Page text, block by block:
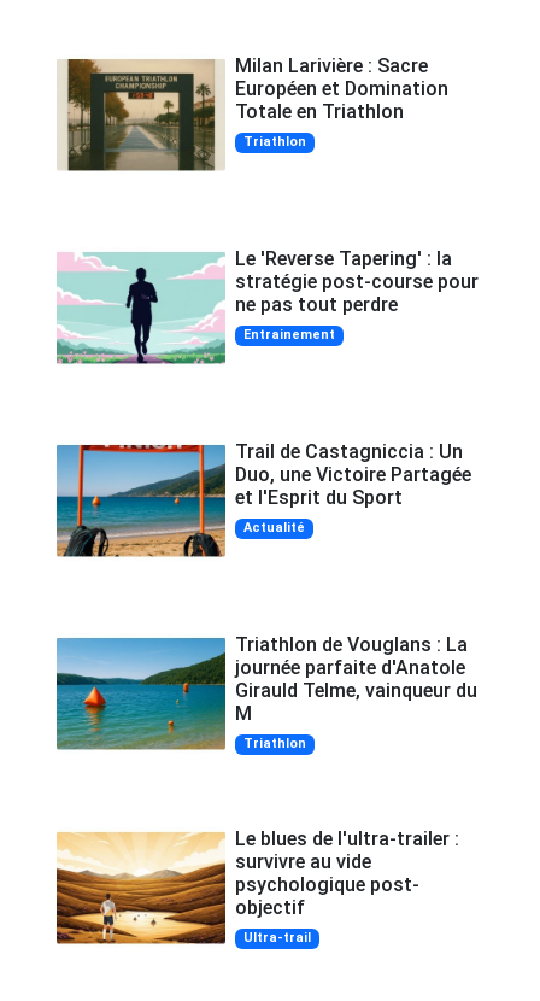
Milan Larivière : Sacre
Européen et Domination
Totale en Triathlon
Triathlon
Le 'Reverse Tapering' : la
stratégie post-course pour
ne pas tout perdre
Entrainement
Trail de Castagniccia : Un
Duo, une Victoire Partagée
et l'Esprit du Sport
Actualité
Triathlon de Vouglans : La
journée parfaite d'Anatole
Girauld Telme, vainqueur du
M
Triathlon
Le blues de l'ultra-trailer :
survivre au vide
psychologique post-
objectif
Ultra-trail